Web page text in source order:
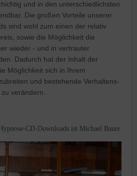
und in den unterschiedlichsten
Die großen Vorteile unserer
sind wohl zum einen der relativ
sowie die Möglichkeit die
wieder - und in vertrauter
Dadurch hat der Inhalt der
Möglichkeit sich in Ihrem
und bestehende Verhaltens-
verändern.
CD-Downloads ist Michael Bauer